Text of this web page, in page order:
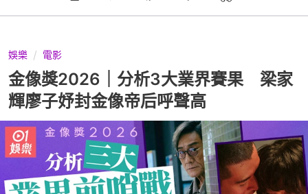
娛樂 電影
金像獎2026｜分析3大業界賽果 梁家
輝廖子妤封金像帝后呼聲高